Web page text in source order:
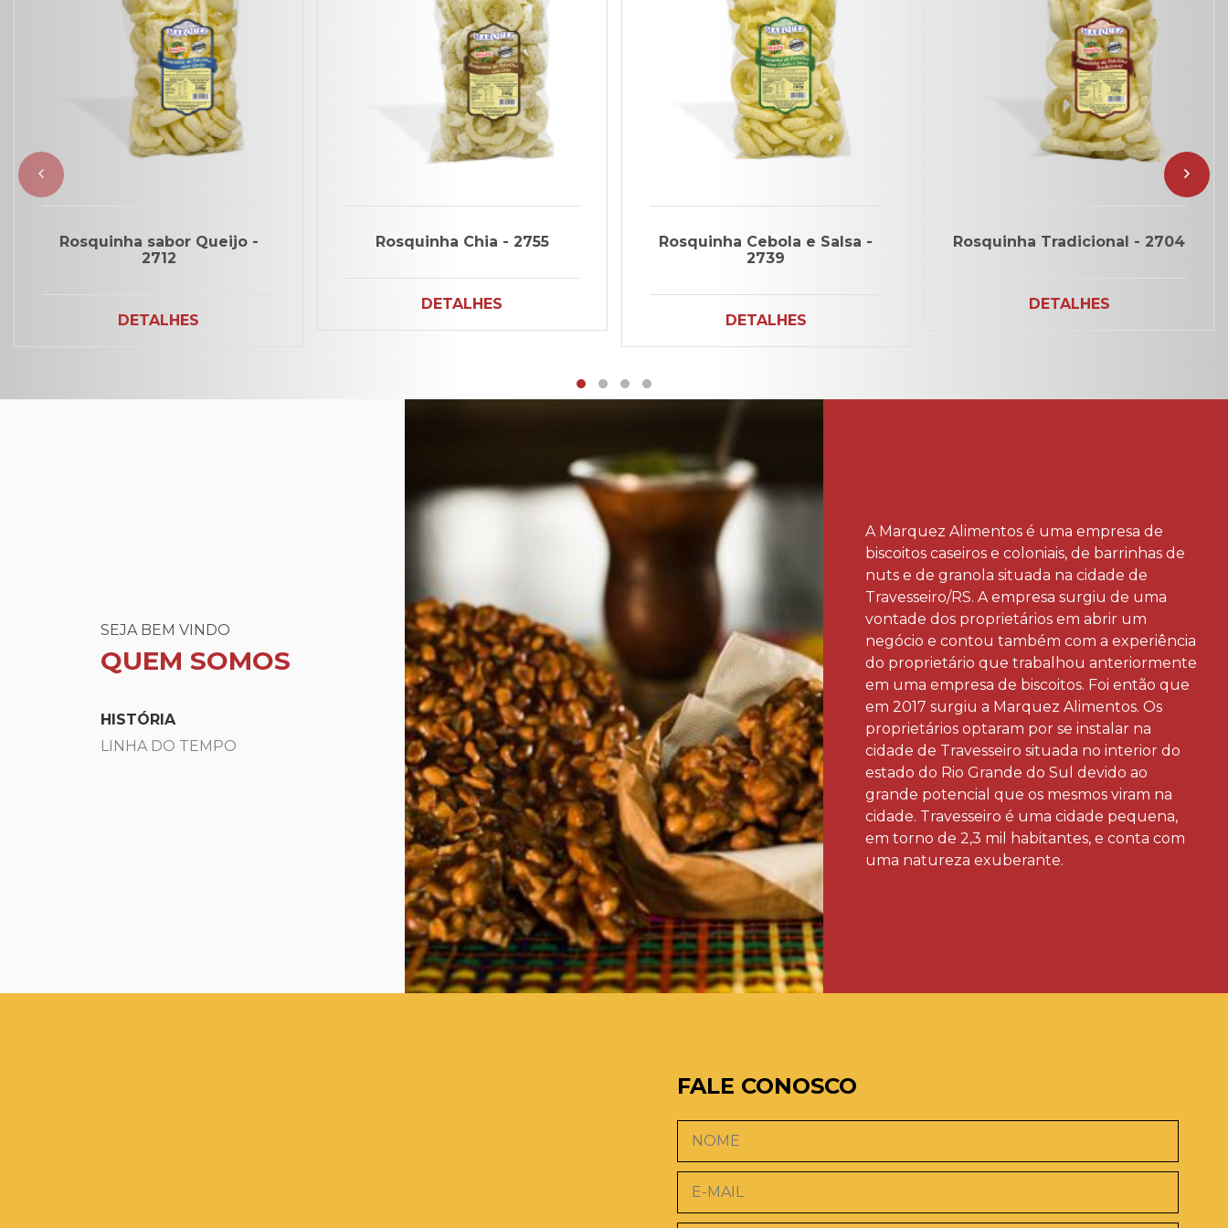
Rosquinha sabor Queijo -
2712
DETALHES
Rosquinha Chia - 2755
DETALHES
Rosquinha Cebola e Salsa -
2739
DETALHES
Rosquinha Tradicional - 2704
DETALHES
SEJA BEM VINDO
QUEM SOMOS
HISTÓRIA
LINHA DO TEMPO
A Marquez Alimentos é uma empresa de
biscoitos caseiros e coloniais, de barrinhas de
nuts e de granola situada na cidade de
Travesseiro/RS. A empresa surgiu de uma
vontade dos proprietários em abrir um
negócio e contou também com a experiência
do proprietário que trabalhou anteriormente
em uma empresa de biscoitos. Foi então que
em 2017 surgiu a Marquez Alimentos. Os
proprietários optaram por se instalar na
cidade de Travesseiro situada no interior do
estado do Rio Grande do Sul devido ao
grande potencial que os mesmos viram na
cidade. Travesseiro é uma cidade pequena,
em torno de 2,3 mil habitantes, e conta com
uma natureza exuberante.
FALE CONOSCO